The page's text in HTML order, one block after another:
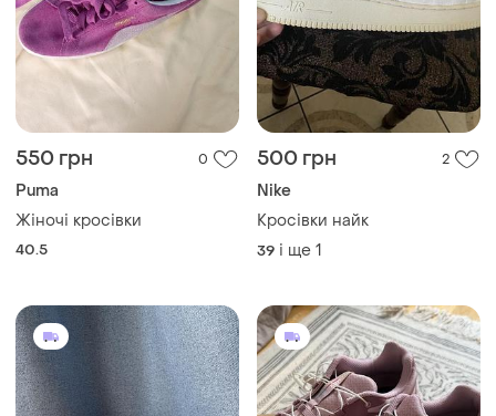
550 грн 0
Puma
Жіночі кросівки
40.5
500 грн 2
Nike
Кросівки найк
39 і ще 1